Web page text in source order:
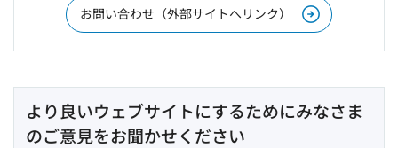
お問い合わせ（外部サイトへリンク）
より良いウェブサイトにするためにみなさま
のご意見をお聞かせください